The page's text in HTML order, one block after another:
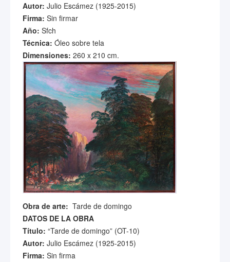
Autor: Julio Escámez (1925-2015)
Firma: Sin firmar
Año: Sfch
Técnica: Óleo sobre tela
Dimensiones: 260 x 210 cm.
Obra de arte: Tarde de domingo
DATOS DE LA OBRA
Título: “Tarde de domingo” (OT-10)
Autor: Julio Escámez (1925-2015)
Firma: Sin firma